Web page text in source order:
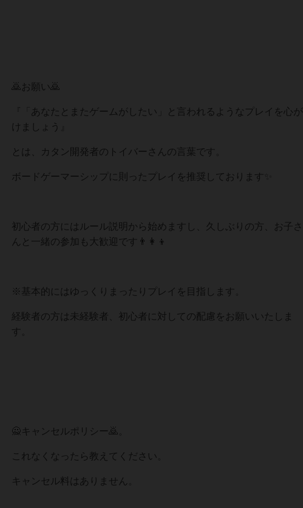
🙇お願い🙇
『「あなたとまたゲームがしたい」と言われるようなプレイを心が
けましょう』
とは、カタン開発者のトイバーさんの言葉です。
ボードゲーマーシップに則ったプレイを推奨しております✨
初心者の方にはルール説明から始めますし、久しぶりの方、お子さ
んと一緒の参加も大歓迎です👨‍👩‍👦
※基本的にはゆっくりまったりプレイを目指します。
経験者の方は未経験者、初心者に対しての配慮をお願いいたしま
す。
🙅キャンセルポリシー🙇。
これなくなったら教えてください。
キャンセル料はありません。